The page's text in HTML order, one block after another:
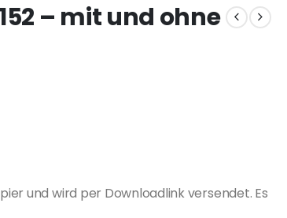
– mit und ohne
und wird per Downloadlink versendet. Es